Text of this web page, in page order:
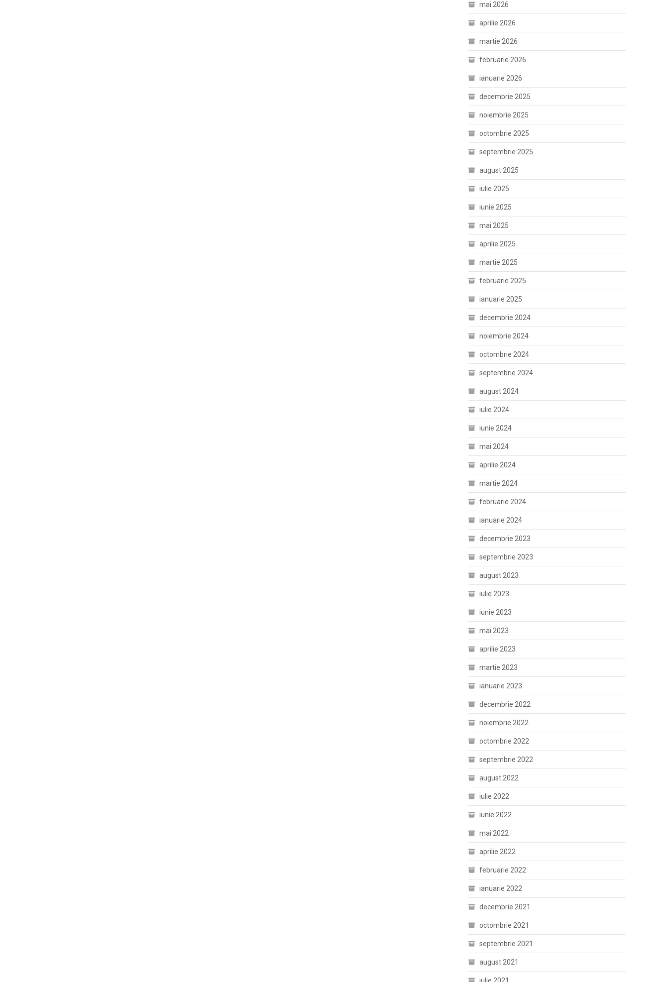
mai 2026
aprilie 2026
martie 2026
februarie 2026
ianuarie 2026
decembrie 2025
noiembrie 2025
octombrie 2025
septembrie 2025
august 2025
iulie 2025
iunie 2025
mai 2025
aprilie 2025
martie 2025
februarie 2025
ianuarie 2025
decembrie 2024
noiembrie 2024
octombrie 2024
septembrie 2024
august 2024
iulie 2024
iunie 2024
mai 2024
aprilie 2024
martie 2024
februarie 2024
ianuarie 2024
decembrie 2023
septembrie 2023
august 2023
iulie 2023
iunie 2023
mai 2023
aprilie 2023
martie 2023
ianuarie 2023
decembrie 2022
noiembrie 2022
octombrie 2022
septembrie 2022
august 2022
iulie 2022
iunie 2022
mai 2022
aprilie 2022
februarie 2022
ianuarie 2022
decembrie 2021
octombrie 2021
septembrie 2021
august 2021